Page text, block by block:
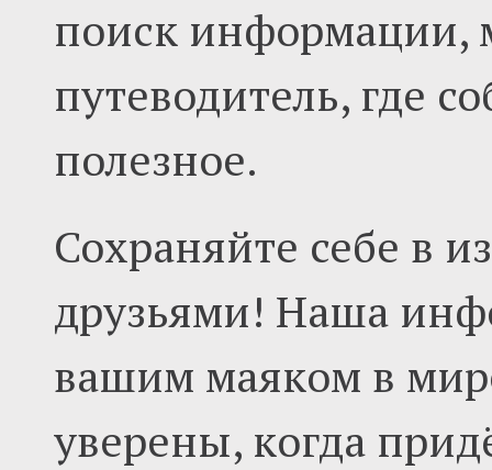
поиск информации,
путеводитель, где
полезное.
Сохраняйте себе в
друзьями! Наша
вашим маяком в
уверены, когда